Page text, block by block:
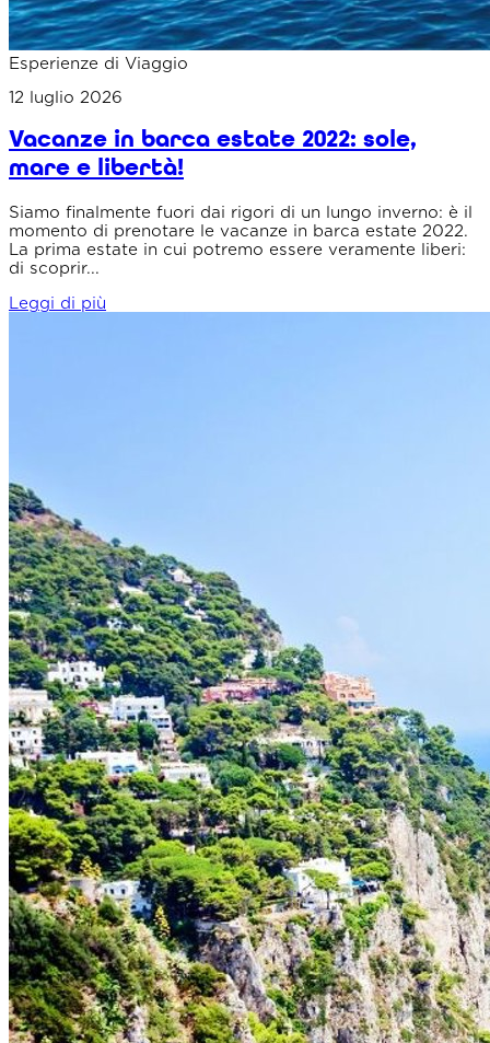
Esperienze di Viaggio
12 luglio 2026
Vacanze in barca estate 2022: sole,
mare e libertà!
Siamo finalmente fuori dai rigori di un lungo inverno: è il
momento di prenotare le vacanze in barca estate 2022.
La prima estate in cui potremo essere veramente liberi:
di scoprir...
Leggi di più